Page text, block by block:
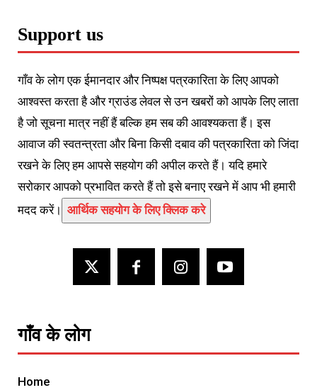
Support us
गाँव के लोग एक ईमानदार और निष्पक्ष पत्रकारिता के लिए आपको
आश्वस्त करता है और ग्राउंड लेवल से उन खबरों को आपके लिए लाता
है जो सूचना मात्र नहीं हैं बल्कि हम सब की आवश्यकता हैं। इस
आवाज की स्वतन्त्रता और बिना किसी दबाव की पत्रकारिता को जिंदा
रखने के लिए हम आपसे सहयोग की अपील करते हैं। यदि हमारे
सरोकार आपको प्रभावित करते हैं तो इसे बनाए रखने में आप भी हमारी
मदद करें। आर्थिक सहयोग के लिए क्लिक करे
गाँव के लोग
Home